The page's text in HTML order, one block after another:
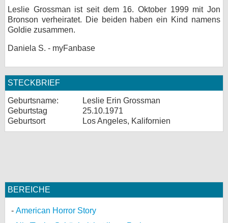
Leslie Grossman ist seit dem 16. Oktober 1999 mit Jon
Bronson verheiratet. Die beiden haben ein Kind namens
Goldie zusammen.
Daniela S. - myFanbase
STECKBRIEF
Geburtsname:
Leslie Erin Grossman
Geburtstag
25.10.1971
Geburtsort
Los Angeles, Kalifornien
BEREICHE
American Horror Story